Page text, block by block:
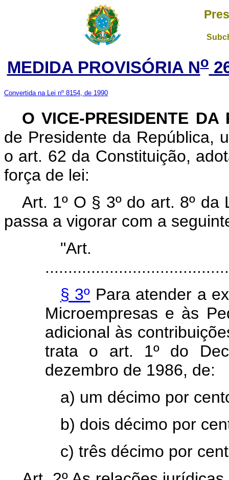
MEDIDA PROVISÓRIA No
Convertida na Lei nº 8154, de 1990
O VICE-PRESIDENTE DA
de Presidente da República,
o art. 62 da Constituição,
força de lei:
Art. 1º O § 3º do art. 8º
passa a vigorar com a
§ 3º Para atender a
Microempresas e às
adicional às
trata o art. 1º do
dezembro de 1986, de:
a) um décimo por
b) dois décimo por
c) três décimo por